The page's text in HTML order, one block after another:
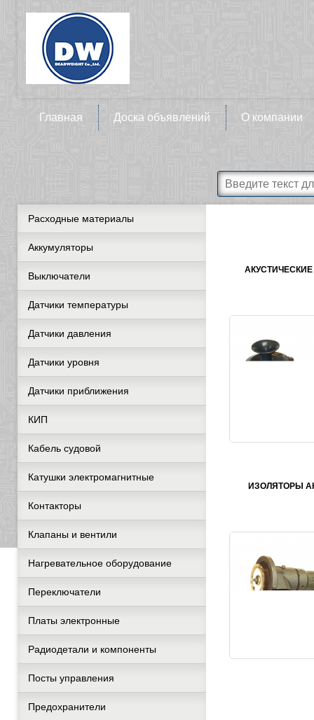
Главная Доска объявлений О компании
Расходные материалы
Аккумуляторы
Выключатели
Датчики температуры
Датчики давления
Датчики уровня
Датчики приближения
КИП
Кабель судовой
Катушки электромагнитные
Контакторы
Клапаны и вентили
Нагревательное оборудование
Переключатели
Платы электронные
Радиодетали и компоненты
Посты управления
Предохранители
ИЗОЛЯТОРЫ